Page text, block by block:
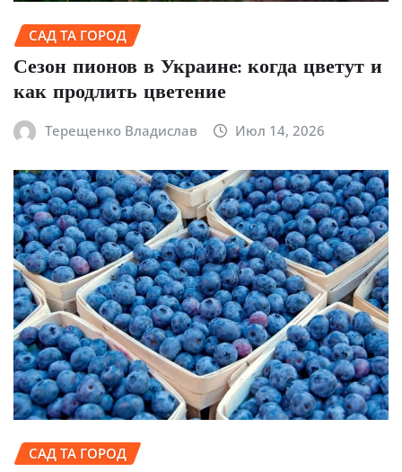
САД ТА ГОРОД
Сезон пионов в Украине: когда цветут и
как продлить цветение
Терещенко Владислав Июл 14, 2026
САД ТА ГОРОД